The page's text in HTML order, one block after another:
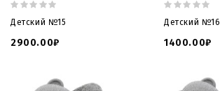
Детский №15
2900.00₽
Детский №16
1400.00₽